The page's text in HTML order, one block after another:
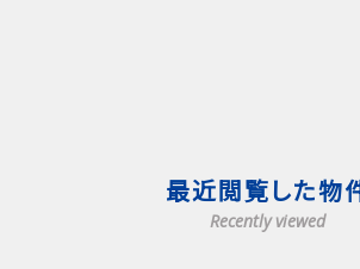
最近閲覧した物
Recently viewed